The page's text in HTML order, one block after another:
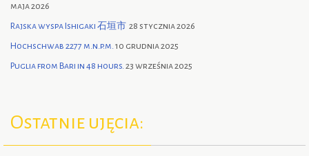
maja 2026
Rajska wyspa Ishigaki 石垣市 28 stycznia 2026
Hochschwab 2277 m.n.p.m. 10 grudnia 2025
Puglia from Bari in 48 hours. 23 września 2025
Ostatnie ujęcia: